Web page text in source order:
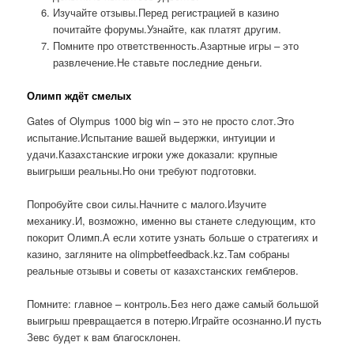
Изучайте отзывы.Перед регистрацией в казино
почитайте форумы.Узнайте, как платят другим.
Помните про ответственность.Азартные игры – это
развлечение.Не ставьте последние деньги.
Олимп ждёт смелых
Gates of Olympus 1000 big win – это не просто слот.Это
испытание.Испытание вашей выдержки, интуиции и
удачи.Казахстанские игроки уже доказали: крупные
выигрыши реальны.Но они требуют подготовки.
Попробуйте свои силы.Начните с малого.Изучите
механику.И, возможно, именно вы станете следующим, кто
покорит Олимп.А если хотите узнать больше о стратегиях и
казино, загляните на olimpbetfeedback.kz.Там собраны
реальные отзывы и советы от казахстанских гемблеров.
Помните: главное – контроль.Без него даже самый большой
выигрыш превращается в потерю.Играйте осознанно.И пусть
Зевс будет к вам благосклонен.